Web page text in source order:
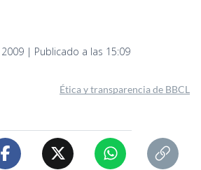
| Publicado a las 15:09
Ética y transparencia de BBCL